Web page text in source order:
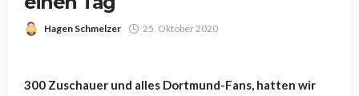
Hagen Schmelzer 25. Oktober 2020
300 Zuschauer und alles Dortmund-Fans, hatten wir